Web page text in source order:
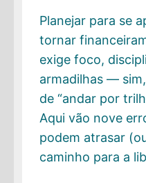
Planejar para se
tornar
exige foco,
armadilhas —
de “andar por
Aqui vão nove
podem atrasar
caminho para a